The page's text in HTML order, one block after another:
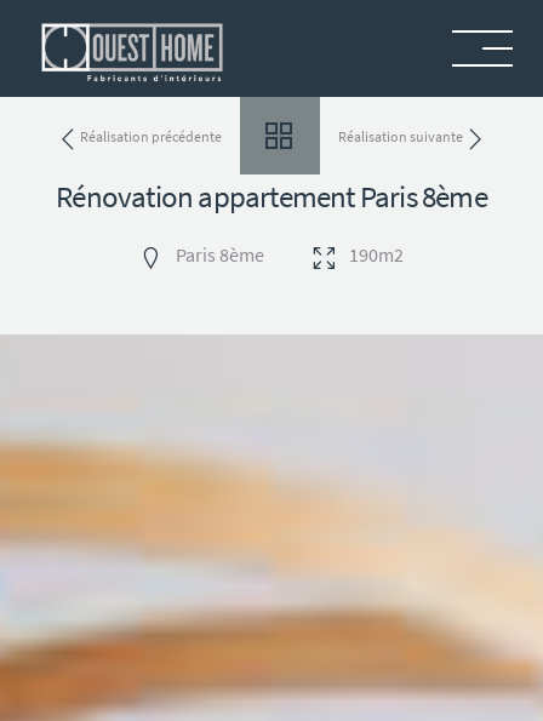
Menu
Rénovation appartement Paris 8ème
Paris 8ème 190m2
Réalisation précédente Réalisation suivante